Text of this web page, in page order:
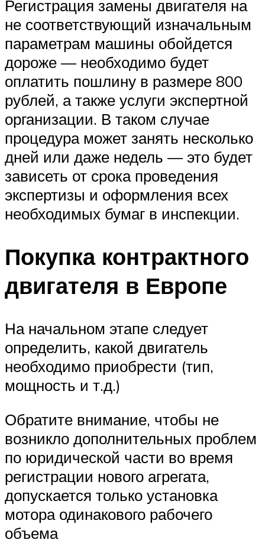
Регистрация замены двигателя на
не соответствующий изначальным
параметрам машины обойдется
дороже — необходимо будет
оплатить пошлину в размере 800
рублей, а также услуги экспертной
организации. В таком случае
процедура может занять несколько
дней или даже недель — это будет
зависеть от срока проведения
экспертизы и оформления всех
необходимых бумаг в инспекции.
Покупка контрактного
двигателя в Европе
На начальном этапе следует
определить, какой двигатель
необходимо приобрести (тип,
мощность и т.д.)
Обратите внимание, чтобы не
возникло дополнительных проблем
по юридической части во время
регистрации нового агрегата,
допускается только установка
мотора одинакового рабочего
объема